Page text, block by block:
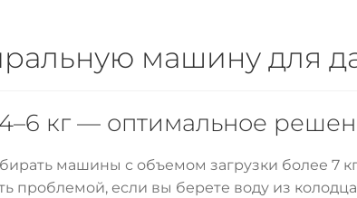
машину для
кг — оптимальное
машины с объемом загрузки более 7
проблемой, если вы берете воду из